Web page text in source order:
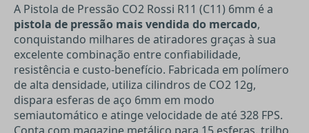
A Pistola de Pressão CO2 Rossi R11 (C11) 6mm é a
pistola de pressão mais vendida do mercado,
conquistando milhares de atiradores graças à sua
excelente combinação entre confiabilidade,
resistência e custo-benefício. Fabricada em polímero
de alta densidade, utiliza cilindros de CO2 12g,
dispara esferas de aço 6mm em modo
semiautomático e atinge velocidade de até 328 FPS.